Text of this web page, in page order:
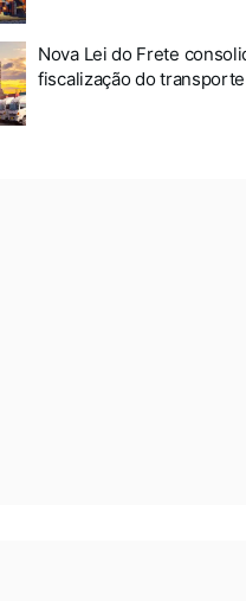
Nova Lei do Frete
fiscalização do